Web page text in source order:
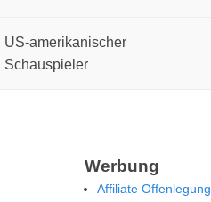
US-amerikanischer
Schauspieler
Werbung
Affiliate Offenlegung